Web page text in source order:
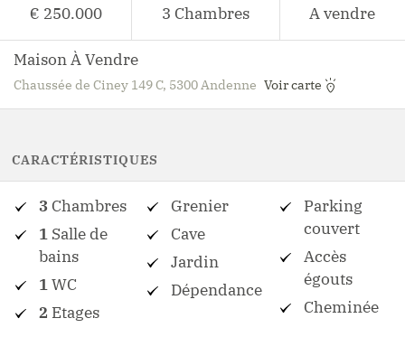
€ 250.000 3 Chambres A vendre
Maison À Vendre
Chaussée de Ciney 149 C, 5300 Andenne Voir carte
CARACTÉRISTIQUES
3 Chambres
1 Salle de
bains
1 WC
2 Etages
Grenier
Cave
Jardin
Dépendance
Parking
couvert
Accès
égouts
Cheminée